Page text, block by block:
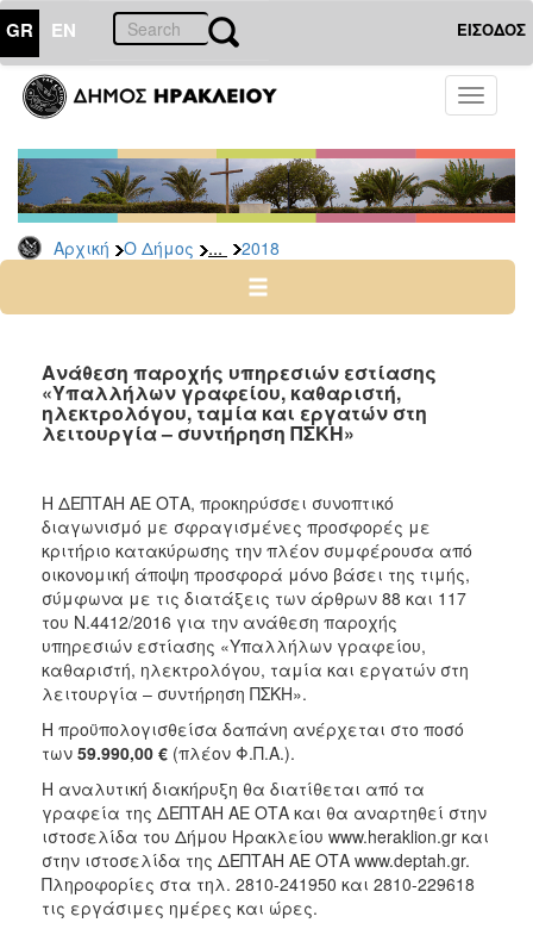
GR EN ΕΙΣΟΔΟΣ
Toggle
Αρχική Ο Δήμος ... 2018
ΔΗΜΟΣ
Διακηρύξεις
Δημοπρασίες
Αρχείο
2025
2023
2022
2019
2018
2017
2016
2015
2013
ΤΟΠΟΣ
ΠΟΛΙΤΙΣΜΟΣ
Aνάθεση παροχής υπηρεσιών εστίασης
«Υπαλλήλων γραφείου, καθαριστή,
ηλεκτρολόγου, ταμία και εργατών στη
λειτουργία – συντήρηση ΠΣΚΗ»
Η ΔΕΠΤΑΗ ΑΕ ΟΤΑ, προκηρύσσει συνοπτικό
διαγωνισμό με σφραγισμένες προσφορές με
κριτήριο κατακύρωσης την πλέον συμφέρουσα από
οικονομική άποψη προσφορά μόνο βάσει της τιμής,
σύμφωνα με τις διατάξεις των άρθρων 88 και 117
του Ν.4412/2016 για την ανάθεση παροχής
υπηρεσιών εστίασης «Υπαλλήλων γραφείου,
καθαριστή, ηλεκτρολόγου, ταμία και εργατών στη
λειτουργία – συντήρηση ΠΣΚΗ».
Η προϋπολογισθείσα δαπάνη ανέρχεται στο ποσό
των 59.990,00 € (πλέον Φ.Π.Α.).
Η αναλυτική διακήρυξη θα διατίθεται από τα
γραφεία της ΔΕΠΤΑΗ ΑΕ ΟΤΑ και θα αναρτηθεί στην
ιστοσελίδα του Δήμου Ηρακλείου www.heraklion.gr και
στην ιστοσελίδα της ΔΕΠΤΑΗ ΑΕ ΟΤΑ www.deptah.gr.
Πληροφορίες στα τηλ. 2810-241950 και 2810-229618
τις εργάσιμες ημέρες και ώρες.